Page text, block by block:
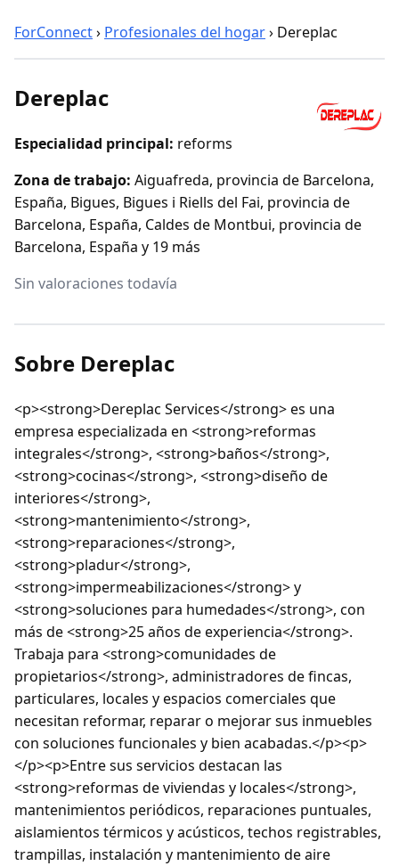
ForConnect› Profesionales del hogar› Dereplac
Dereplac
Especialidad principal: reforms
Zona de trabajo: Aiguafreda, provincia de Barcelona,
España, Bigues, Bigues i Riells del Fai, provincia de
Barcelona, España, Caldes de Montbui, provincia de
Barcelona, España y 19 más
Sin valoraciones todavía
Sobre Dereplac
<p><strong>Dereplac Services</strong> es una
empresa especializada en <strong>reformas
integrales</strong>, <strong>baños</strong>,
<strong>cocinas</strong>, <strong>diseño de
interiores</strong>,
<strong>mantenimiento</strong>,
<strong>reparaciones</strong>,
<strong>pladur</strong>,
<strong>impermeabilizaciones</strong> y
<strong>soluciones para humedades</strong>, con
más de <strong>25 años de experiencia</strong>.
Trabaja para <strong>comunidades de
propietarios</strong>, administradores de fincas,
particulares, locales y espacios comerciales que
necesitan reformar, reparar o mejorar sus inmuebles
con soluciones funcionales y bien acabadas.</p><p>
</p><p>Entre sus servicios destacan las
<strong>reformas de viviendas y locales</strong>,
mantenimientos periódicos, reparaciones puntuales,
aislamientos térmicos y acústicos, techos registrables,
trampillas, instalación y mantenimiento de aire